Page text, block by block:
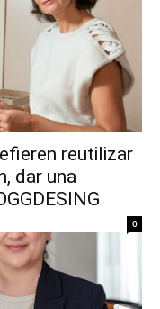
reutilizar
dar una
0